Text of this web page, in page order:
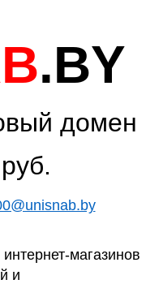
.BY
домен
магазинов
и